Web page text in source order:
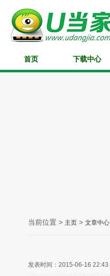
首页 下载中心
当前位置 > 主页 > 文章中心
发表时间：2015-06-16 22:43